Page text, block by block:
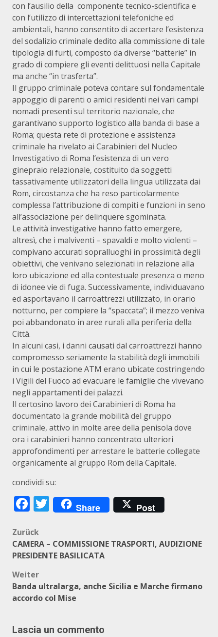
con l’ausilio della componente tecnico-scientifica e
con l’utilizzo di intercettazioni telefoniche ed
ambientali, hanno consentito di accertare l’esistenza
del sodalizio criminale dedito alla commissione di tale
tipologia di furti, composto da diverse “batterie” in
grado di compiere gli eventi delittuosi nella Capitale
ma anche “in trasferta”.
Il gruppo criminale poteva contare sul fondamentale
appoggio di parenti o amici residenti nei vari campi
nomadi presenti sul territorio nazionale, che
garantivano supporto logistico alla banda di base a
Roma; questa rete di protezione e assistenza
criminale ha rivelato ai Carabinieri del Nucleo
Investigativo di Roma l’esistenza di un vero
ginepraio relazionale, costituito da soggetti
tassativamente utilizzatori della lingua utilizzata dai
Rom, circostanza che ha reso particolarmente
complessa l’attribuzione di compiti e funzioni in seno
all’associazione per delinquere sgominata.
Le attività investigative hanno fatto emergere,
altresì, che i malviventi – spavaldi e molto violenti –
compivano accurati sopralluoghi in prossimità degli
obiettivi, che venivano selezionati in relazione alla
loro ubicazione ed alla contestuale presenza o meno
di idonee vie di fuga. Successivamente, individuavano
ed asportavano il carroattrezzi utilizzato, in orario
notturno, per compiere la “spaccata”; il mezzo veniva
poi abbandonato in aree rurali alla periferia della
Città.
In alcuni casi, i danni causati dal carroattrezzi hanno
compromesso seriamente la stabilità degli immobili
in cui le postazione ATM erano ubicate costringendo
i Vigili del Fuoco ad evacuare le famiglie che vivevano
negli appartamenti dei palazzi.
Il certosino lavoro dei Carabinieri di Roma ha
documentato la grande mobilità del gruppo
criminale, attivo in molte aree della penisola dove
ora i carabinieri hanno concentrato ulteriori
approfondimenti per arrestare le batterie collegate
organicamente al gruppo Rom della Capitale.
condividi su:
Facebook
Twitter
Share Post
Beitragsnavigation
Zurück
CAMERA – COMMISSIONE TRASPORTI, AUDIZIONE
PRESIDENTE BASILICATA
Weiter
Banda ultralarga, anche Sicilia e Marche firmano
accordo col Mise
Lascia un commento